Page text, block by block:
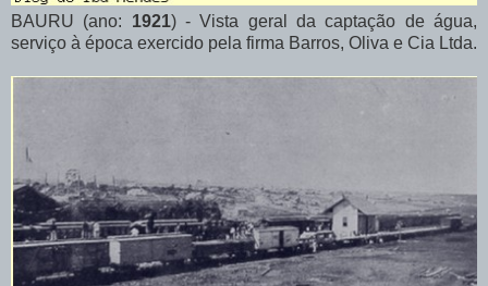
BAURU (ano: 1921) - Vista geral da captação de água,
serviço à época exercido pela firma Barros, Oliva e Cia Ltda.